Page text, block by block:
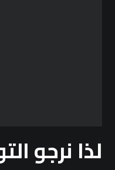
لذا نرجو